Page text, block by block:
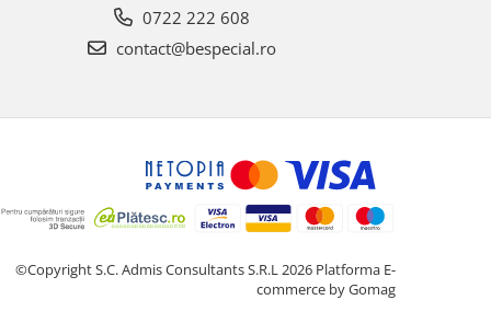
0722 222 608
contact@bespecial.ro
©Copyright S.C. Admis Consultants S.R.L 2026 Platforma E-
commerce by Gomag